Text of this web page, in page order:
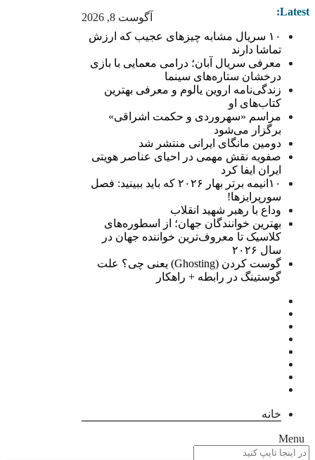
آگوست 8, 2026 Latest:
۱۰ سریال مشابه چیزهای عجیب که ارزش
تماشا دارند
معرفی سریال آبان؛ درامی معمایی با بازی
درخشان ستاره‌های سینما
زندگی‌نامه اروین یالوم و معرفی بهترین
کتاب‌های او
مراسم «سهروردی و حکمت اشراقی»
برگزار می‌شود
دومین مانگای ایرانی منتشر شد
صفویه نقش مهمی در احیای عناصر هویتی
ایران ایفا کرد
۱۰انیمه برتر بهار ۲۰۲۶ که باید ببینید: فصل
سورپرایزها!
وداع با رهبر شهید انقلاب
بهترین خوانندگان جهان؛ از اسطوره‌های
کلاسیک تا معروف‌ترین خواننده جهان در
سال ۲۰۲۶
گوست کردن (Ghosting) یعنی چی؟ علت
گوستینگ در رابطه + راهکار
خانه
Menu